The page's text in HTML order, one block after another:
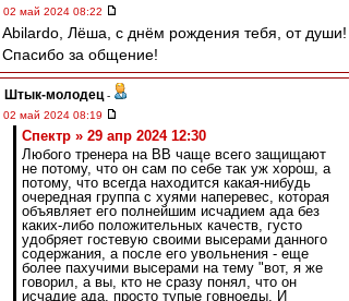
02 май 2024 08:22
Abilardo, Лёша, с днём рождения тебя, от души!
Спасибо за общение!
Штык-молодец -
02 май 2024 08:19
Спектр » 29 апр 2024 12:30
Любого тренера на ВВ чаще всего защищают
не потому, что он сам по себе так уж хорош, а
потому, что всегда находится какая-нибудь
очередная группа с хуями наперевес, которая
объявляет его полнейшим исчадием ада без
каких-либо положительных качеств, густо
удобряет гостевую своими высерами данного
содержания, а после его увольнения - еще
более пахучими высерами на тему "вот, я же
говорил, а вы, кто не сразу понял, что он
исчадие ада, просто тупые говноеды. И